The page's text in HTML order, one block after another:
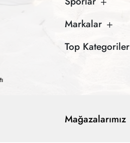
Markalar
Top Kategoriler
Mağazalarımız